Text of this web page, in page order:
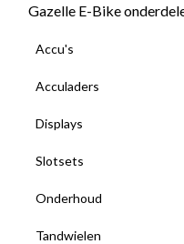
Gazelle E-Bike
Accu's
Acculaders
Displays
Slotsets
Onderhoud
Tandwielen